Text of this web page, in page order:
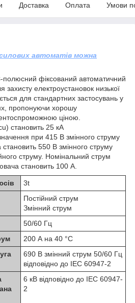
Доставка Оплата Умови
автоматів можна
фіксований автоматичний
електроустановок низької
для стандартних застосувань у
пропонуючи хорошу
ціною.
становить 25 кА
при 415 В змінного струму
550 В змінного струму
струму. Номінальний струм
становить 100 А.
3t
Постійний струм
Змінний струм
50/60 Гц
200 А на 40 °C
690 В змінний струм 50/60 Гц
відповідно до IEC 60947-2
6 кВ відповідно до IEC 60947-
2